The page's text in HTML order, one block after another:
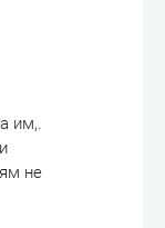
им,.
не